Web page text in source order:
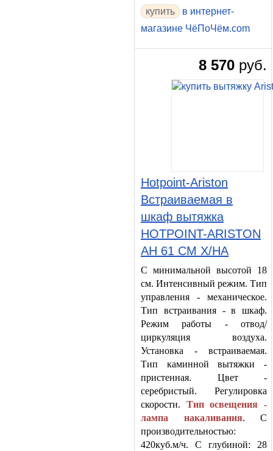
в интернет-
магазине ЧёПоЧём.com
8 570 руб.
Hotpoint-Ariston
Встраиваемая в
шкаф вытяжка
HOTPOINT-ARISTON
AH 61 CM X/HA
С минимальной высотой 18
см. Интенсивный режим. Тип
управления - механическое.
Тип встраивания - в шкаф.
Режим работы - отвод/
циркуляция воздуха.
Установка - встраиваемая.
Тип каминной вытяжки -
пристенная. Цвет -
серебристый. Регулировка
скорости. Тип освещения -
лампа накаливания. С
производительностью:
420куб.м/ч. С глубиной: 28